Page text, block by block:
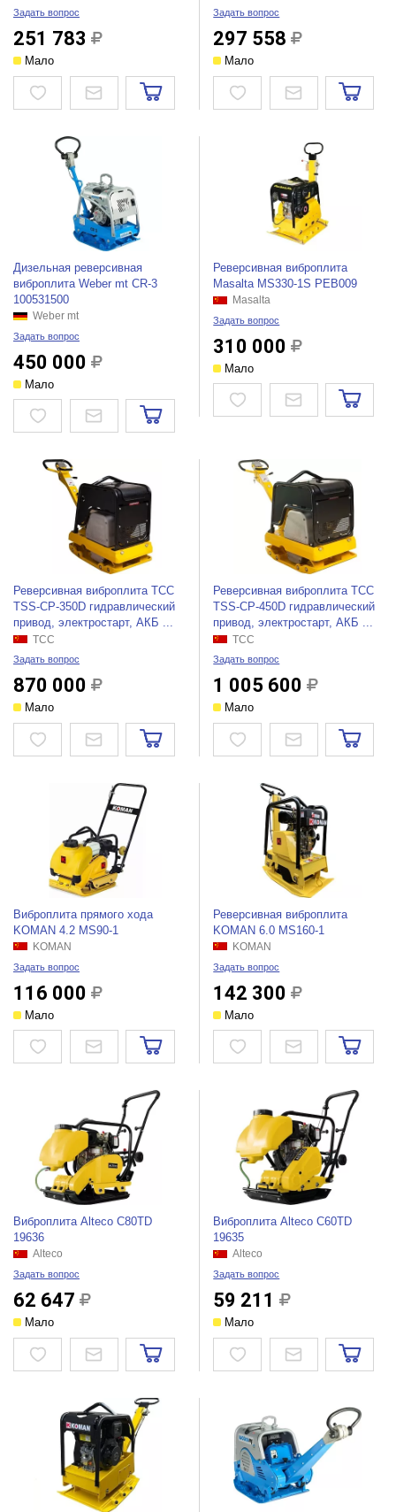
Задать вопрос
251 783
Мало
Задать вопрос
297 558
Мало
Дизельная реверсивная
виброплита Weber mt CR-3
100531500
Weber mt
Задать вопрос
450 000
Мало
Реверсивная виброплита
Masalta MS330-1S РЕВ009
Masalta
Задать вопрос
310 000
Мало
Реверсивная виброплита ТСС
TSS-CP-350D гидравлический
привод, электростарт, АКБ ...
ТСС
Задать вопрос
870 000
Мало
Реверсивная виброплита ТСС
TSS-CP-450D гидравлический
привод, электростарт, АКБ ...
ТСС
Задать вопрос
1 005 600
Мало
Виброплита прямого хода
KOMAN 4.2 MS90-1
KOMAN
Задать вопрос
116 000
Мало
Реверсивная виброплита
KOMAN 6.0 MS160-1
KOMAN
Задать вопрос
142 300
Мало
Виброплита Alteco C80TD
19636
Alteco
Задать вопрос
62 647
Мало
Виброплита Alteco C60TD
19635
Alteco
Задать вопрос
59 211
Мало